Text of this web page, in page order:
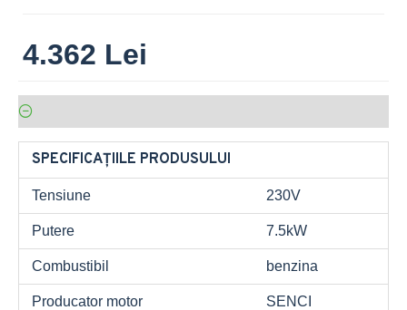
4.362 Lei
SPECIFICAȚIILE PRODUSULUI
Tensiune 230V
Putere 7.5kW
Combustibil benzina
Producator motor SENCI